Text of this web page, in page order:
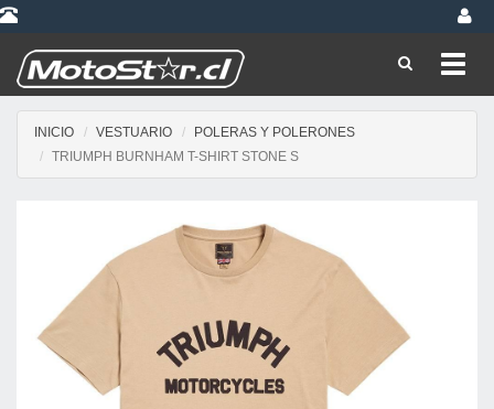
INICIO VESTUARIO
POLERAS Y POLERONES
TRIUMPH BURNHAM T-SHIRT STONE S